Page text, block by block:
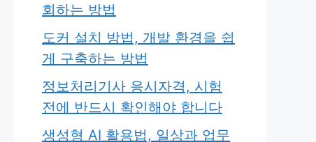
회하는 방법
도커 설치 방법, 개발 환경을 쉽
게 구축하는 방법
정보처리기사 응시자격, 시험
전에 반드시 확인해야 합니다
생성형 AI 활용법, 일상과 업무